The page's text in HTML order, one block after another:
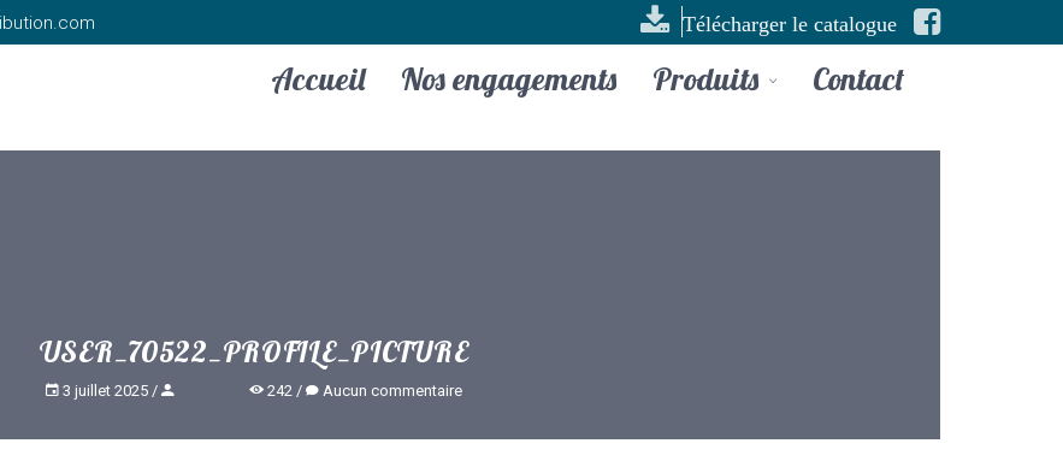
Télécharger le catalogue
Accueil Nos engagements Produits Contact
USER_70522_PROFILE_PICTURE
3 juillet 2025 242 Aucun commentaire